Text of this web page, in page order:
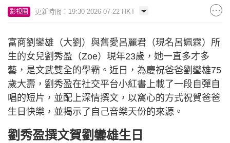
影視圈 更新時間：19:30 2026-07-22 HKT
富商劉鑾雄（大劉）與舊愛呂麗君（現名呂姵霖）所
生的女兒劉秀盈（Zoe）現年23歲，她一直多才多
藝，是文武雙全的學霸。近日，為慶祝爸爸劉鑾雄75
歲大壽，劉秀盈在社交平台小紅書上載了一段自彈自
唱的短片，並配上深情撰文，以窩心的方式祝賀爸爸
生日快樂，並揭示了自己音樂天份的來源。
劉秀盈撰文賀劉鑾雄生日